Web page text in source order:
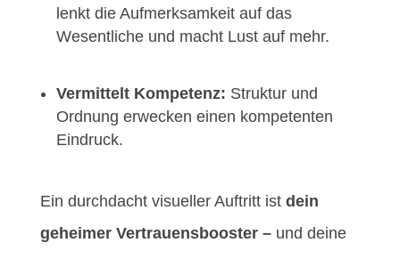
lenkt die Aufmerksamkeit auf das
Wesentliche und macht Lust auf mehr.
Vermittelt Kompetenz: Struktur und
Ordnung erwecken einen kompetenten
Eindruck.
Ein durchdacht visueller Auftritt istdein
geheimer Vertrauensbooster – und deine